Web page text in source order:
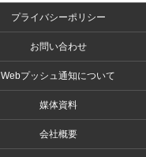
プライバシーポリシー
お問い合わせ
Webプッシュ通知について
媒体資料
会社概要